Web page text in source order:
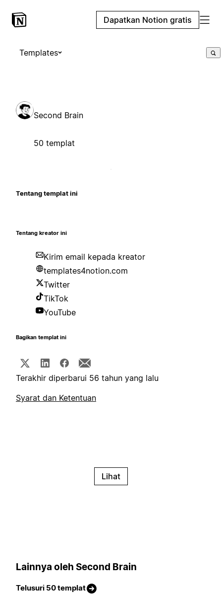
Dapatkan Notion gratis
Templates
Second Brain
50 templat
Tentang templat ini
Tentang kreator ini
Kirim email kepada kreator
templates4notion.com
Twitter
TikTok
YouTube
Bagikan templat ini
Terakhir diperbarui 56 tahun yang lalu
Syarat dan Ketentuan
Lihat
Lainnya oleh Second Brain
Telusuri 50 templat